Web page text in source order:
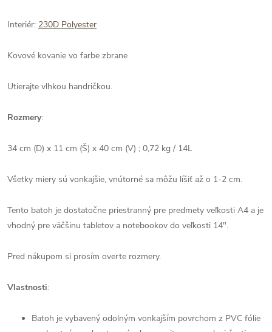
Interiér: 230D Polyester
Kovové kovanie vo farbe zbrane
Utierajte vlhkou handričkou.
Rozmery:
34 cm (D) x 11 cm (Š) x 40 cm (V) ; 0,72 kg / 14L
Všetky miery sú vonkajšie, vnútorné sa môžu líšiť až o 1-2 cm.
Tento batoh je dostatočne priestranný pre predmety veľkosti A4 a je
vhodný pre väčšinu tabletov a notebookov do veľkosti 14".
Pred nákupom si prosím overte rozmery.
Vlastnosti:
Batoh je vybavený odolným vonkajším povrchom z PVC fólie